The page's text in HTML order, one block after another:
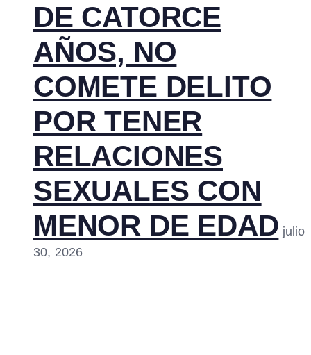
DE CATORCE
AÑOS, NO
COMETE DELITO
POR TENER
RELACIONES
SEXUALES CON
MENOR DE EDAD julio
30, 2026